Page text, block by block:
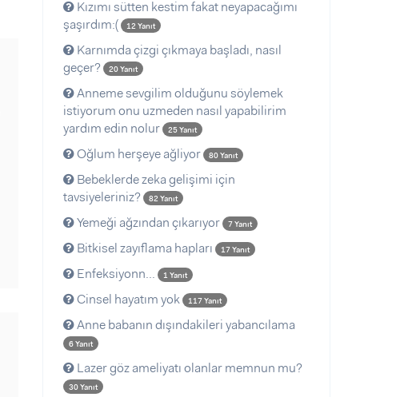
Kızımı sütten kestim fakat neyapacağımı
şaşırdım:(
12 Yanıt
Karnımda çizgi çıkmaya başladı, nasıl
geçer?
20 Yanıt
Anneme sevgilim olduğunu söylemek
istiyorum onu uzmeden nasıl yapabilirim
yardım edin nolur
25 Yanıt
Oğlum herşeye ağliyor 80 Yanıt
Bebeklerde zeka gelişimi için
tavsiyeleriniz?
82 Yanıt
Yemeği ağzından çıkarıyor 7 Yanıt
Bitkisel zayıflama hapları 17 Yanıt
Enfeksiyonn... 1 Yanıt
Cinsel hayatım yok 117 Yanıt
Anne babanın dışındakileri yabancılama
6 Yanıt
Lazer göz ameliyatı olanlar memnun mu?
30 Yanıt